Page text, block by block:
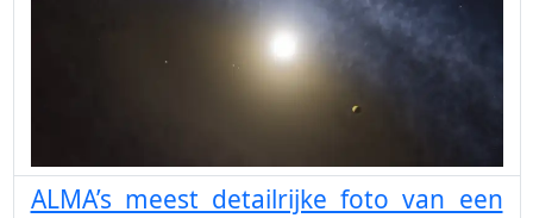
ALMA’s meest detailrijke foto van een